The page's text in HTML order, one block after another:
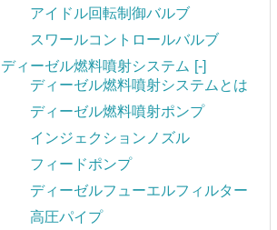
アイドル回転制御バルブ
スワールコントロールバルブ
ディーゼル燃料噴射システム [-]
ディーゼル燃料噴射システムとは
ディーゼル燃料噴射ポンプ
インジェクションノズル
フィードポンプ
ディーゼルフューエルフィルター
高圧パイプ